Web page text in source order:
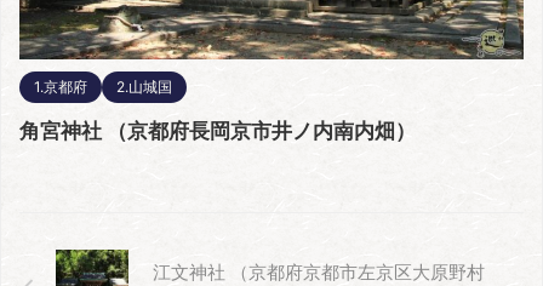
1.京都府 2.山城国
角宮神社 （京都府長岡京市井ノ内南内畑）
江文神社 （京都府京都市左京区大原野村